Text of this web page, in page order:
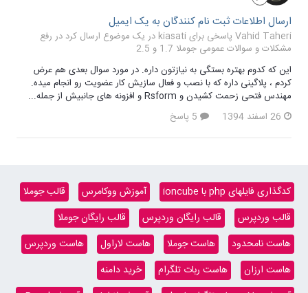
ارسال اطلاعات ثبت نام کنندگان به یک ایمیل
Vahid Taheri پاسخی برای kiasati در یک موضوع ارسال کرد در
رفع
مشکلات و سوالات عمومی جوملا 1.7 و 2.5
این که کدوم بهتره بستگی به نیازتون داره. در مورد سوال بعدی هم عرض
کردم ، پلاگینی داره که با نصب و فعال سازیش کار عضویت رو انجام میده.
مهندس فتحی زحمت کشیدن و Rsform و افزونه های جانبیش از جمله...
26 اسفند 1394
کدگذاری فایلهای php با ioncube آموزش ووکامرس
قالب جوملا
قالب وردپرس
قالب رایگان وردپرس
قالب رایگان جوملا
هاست نامحدود
هاست جوملا هاست لاراول
هاست وردپرس
هاست ارزان
هاست ربات تلگرام
خرید دامنه